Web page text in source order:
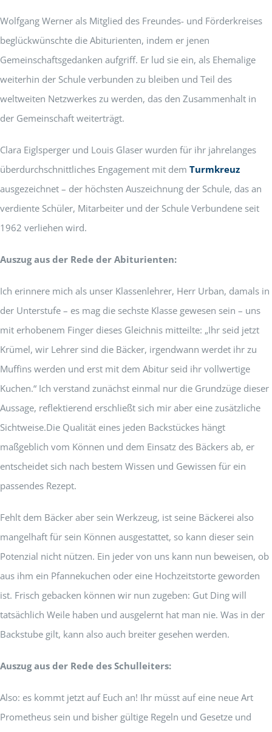
Wolfgang Werner als Mitglied des Freundes- und Förderkreises
beglückwünschte die Abiturienten, indem er jenen
Gemeinschaftsgedanken aufgriff. Er lud sie ein, als Ehemalige
weiterhin der Schule verbunden zu bleiben und Teil des
weltweiten Netzwerkes zu werden, das den Zusammenhalt in
der Gemeinschaft weiterträgt.
Clara Eiglsperger und Louis Glaser wurden für ihr jahrelanges
überdurchschnittliches Engagement mit dem Turmkreuz
ausgezeichnet – der höchsten Auszeichnung der Schule, das an
verdiente Schüler, Mitarbeiter und der Schule Verbundene seit
1962 verliehen wird.
Auszug aus der Rede der Abiturienten:
Ich erinnere mich als unser Klassenlehrer, Herr Urban, damals in
der Unterstufe – es mag die sechste Klasse gewesen sein – uns
mit erhobenem Finger dieses Gleichnis mitteilte: „Ihr seid jetzt
Krümel, wir Lehrer sind die Bäcker, irgendwann werdet ihr zu
Muffins werden und erst mit dem Abitur seid ihr vollwertige
Kuchen.“ Ich verstand zunächst einmal nur die Grundzüge dieser
Aussage, reflektierend erschließt sich mir aber eine zusätzliche
Sichtweise.Die Qualität eines jeden Backstückes hängt
maßgeblich vom Können und dem Einsatz des Bäckers ab, er
entscheidet sich nach bestem Wissen und Gewissen für ein
passendes Rezept.
Fehlt dem Bäcker aber sein Werkzeug, ist seine Bäckerei also
mangelhaft für sein Können ausgestattet, so kann dieser sein
Potenzial nicht nützen. Ein jeder von uns kann nun beweisen, ob
aus ihm ein Pfannekuchen oder eine Hochzeitstorte geworden
ist. Frisch gebacken können wir nun zugeben: Gut Ding will
tatsächlich Weile haben und ausgelernt hat man nie. Was in der
Backstube gilt, kann also auch breiter gesehen werden.
Auszug aus der Rede des Schulleiters:
Also: es kommt jetzt auf Euch an! Ihr müsst auf eine neue Art
Prometheus sein und bisher gültige Regeln und Gesetze und